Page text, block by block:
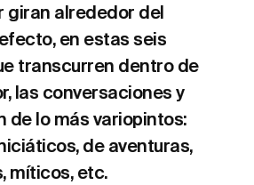
giran alrededor del
en estas seis
transcurren dentro de
las conversaciones y
de lo más variopintos:
de aventuras,
míticos, etc.